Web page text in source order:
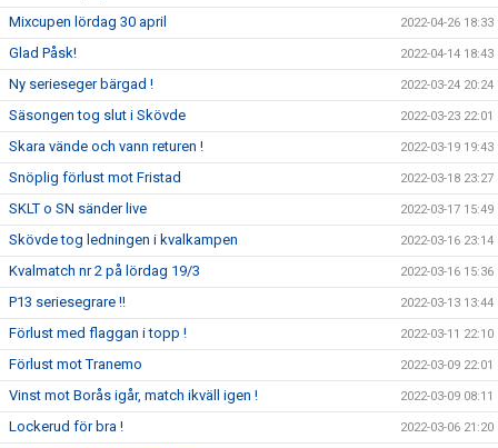
Mixcupen lördag 30 april 2022-04-26 18:33
Glad Påsk! 2022-04-14 18:43
Ny serieseger bärgad ! 2022-03-24 20:24
Säsongen tog slut i Skövde 2022-03-23 22:01
Skara vände och vann returen ! 2022-03-19 19:43
Snöplig förlust mot Fristad 2022-03-18 23:27
SKLT o SN sänder live 2022-03-17 15:49
Skövde tog ledningen i kvalkampen 2022-03-16 23:14
Kvalmatch nr 2 på lördag 19/3 2022-03-16 15:36
P13 seriesegrare !! 2022-03-13 13:44
Förlust med flaggan i topp ! 2022-03-11 22:10
Förlust mot Tranemo 2022-03-09 22:01
Vinst mot Borås igår, match ikväll igen ! 2022-03-09 08:11
Lockerud för bra ! 2022-03-06 21:20